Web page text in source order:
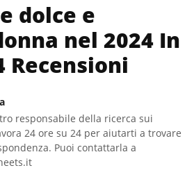
dolce e
nel 2024 In
Recensioni
responsabile della ricerca sui
24 ore su 24 per aiutarti a trovare
Puoi contattarla a